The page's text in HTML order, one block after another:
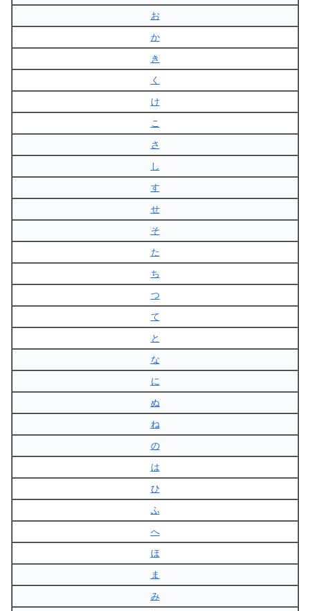
お
か
き
く
け
こ
さ
し
す
せ
そ
た
ち
つ
て
と
な
に
ぬ
ね
の
は
ひ
ふ
へ
ほ
ま
み